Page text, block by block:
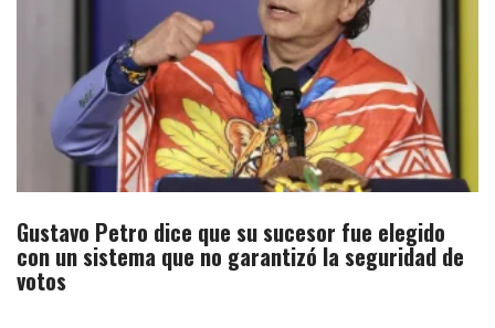
Gustavo Petro dice que su sucesor fue elegido
con un sistema que no garantizó la seguridad de
votos